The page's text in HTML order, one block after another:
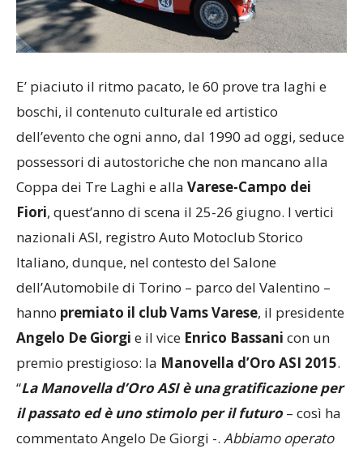
E’ piaciuto il ritmo pacato, le 60 prove tra laghi e
boschi, il contenuto culturale ed artistico
dell’evento che ogni anno, dal 1990 ad oggi, seduce
possessori di autostoriche che non mancano alla
Coppa dei Tre Laghi e alla Varese-Campo dei
Fiori, quest’anno di scena il 25-26 giugno. I vertici
nazionali ASI, registro Auto Motoclub Storico
Italiano, dunque, nel contesto del Salone
dell’Automobile di Torino – parco del Valentino –
hanno premiato il club Vams Varese, il presidente
Angelo De Giorgi e il vice Enrico Bassani con un
premio prestigioso: la Manovella d’Oro ASI 2015.
“La Manovella d’Oro ASI è una gratificazione per
il passato ed è uno stimolo per il futuro – così ha
commentato Angelo De Giorgi -. Abbiamo operato